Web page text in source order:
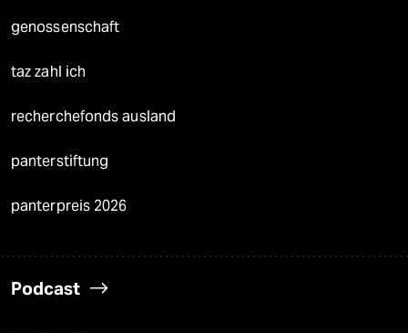
genossenschaft
taz zahl ich
recherchefonds ausland
panterstiftung
panterpreis 2026
Podcast